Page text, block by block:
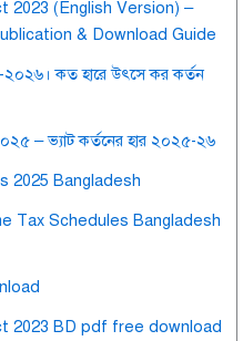
2023 (English Version) –
& Download Guide
কত হারে উৎসে কর কর্তন
– ভ্যাট কর্তনের হার ২০২৫-২৬
2025 Bangladesh
Tax Schedules Bangladesh
2023 BD pdf free download